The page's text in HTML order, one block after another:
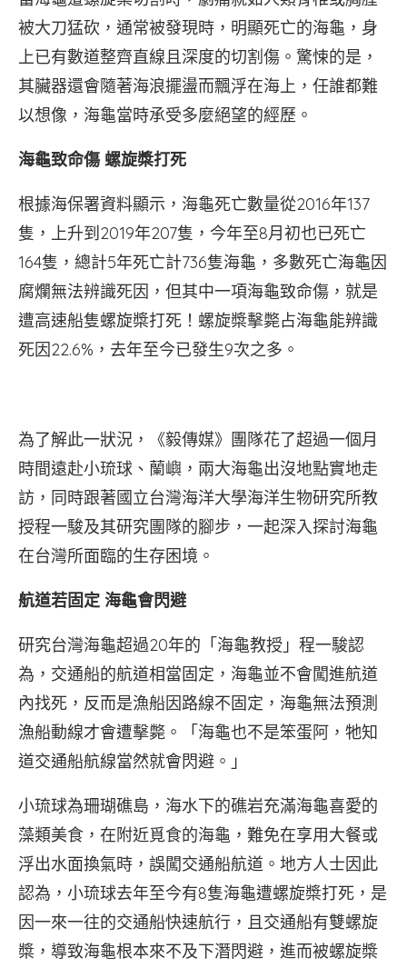
被大刀猛砍，通常被發現時，明顯死亡的海龜，身
上已有數道整齊直線且深度的切割傷。驚悚的是，
其臟器還會隨著海浪擺盪而飄浮在海上，任誰都難
以想像，海龜當時承受多麼絕望的經歷。
海龜致命傷 螺旋槳打死
根據海保署資料顯示，海龜死亡數量從2016年137
隻，上升到2019年207隻，今年至8月初也已死亡
164隻，總計5年死亡計736隻海龜，多數死亡海龜因
腐爛無法辨識死因，但其中一項海龜致命傷，就是
遭高速船隻螺旋槳打死！螺旋槳擊斃占海龜能辨識
死因22.6%，去年至今已發生9次之多。
為了解此一狀況，《毅傳媒》團隊花了超過一個月
時間遠赴小琉球、蘭嶼，兩大海龜出沒地點實地走
訪，同時跟著國立台灣海洋大學海洋生物研究所教
授程一駿及其研究團隊的腳步，一起深入探討海龜
在台灣所面臨的生存困境。
航道若固定 海龜會閃避
研究台灣海龜超過20年的「海龜教授」程一駿認
為，交通船的航道相當固定，海龜並不會闖進航道
內找死，反而是漁船因路線不固定，海龜無法預測
漁船動線才會遭擊斃。「海龜也不是笨蛋阿，牠知
道交通船航線當然就會閃避。」
小琉球為珊瑚礁島，海水下的礁岩充滿海龜喜愛的
藻類美食，在附近覓食的海龜，難免在享用大餐或
浮出水面換氣時，誤闖交通船航道。地方人士因此
認為，小琉球去年至今有8隻海龜遭螺旋槳打死，是
因一來一往的交通船快速航行，且交通船有雙螺旋
槳，導致海龜根本來不及下潛閃避，進而被螺旋槳